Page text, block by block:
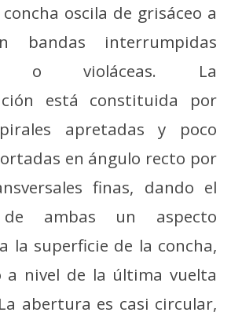
oscila de grisáceo a
bandas interrumpidas
o violáceas. La
está constituida por
apretadas y poco
en ángulo recto por
finas, dando el
ambas un aspecto
la superficie de la concha,
a nivel de la última vuelta
abertura es casi circular,